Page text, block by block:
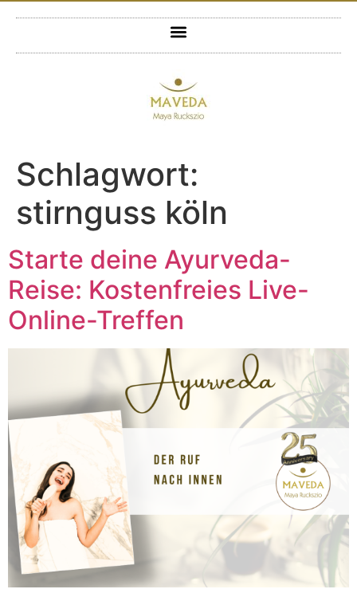
Schlagwort:
stirnguss köln
Starte deine Ayurveda-
Reise: Kostenfreies Live-
Online-Treffen